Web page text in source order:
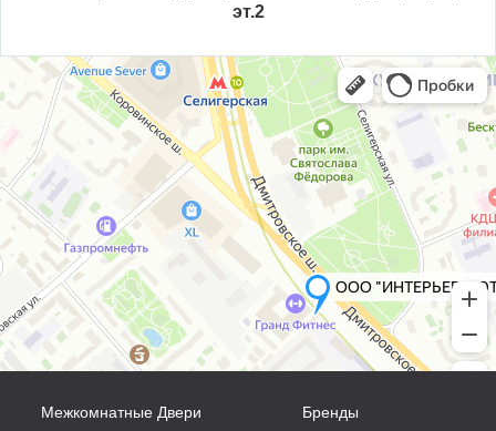
эт.2
Межкомнатные Двери
Бренды